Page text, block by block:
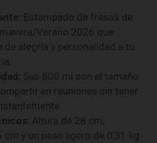
Estampado de fresas de
Verano 2026 que
de alegría y personalidad a tu
Sus 800 ml son el tamaño
en reuniones sin tener
Altura de 28 cm,
cm y un peso ligero de 0,31 kg